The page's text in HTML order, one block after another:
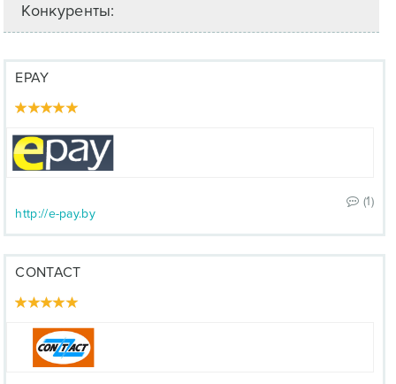
Конкуренты:
EPAY
(1)
http://e-pay.by
CONTACT